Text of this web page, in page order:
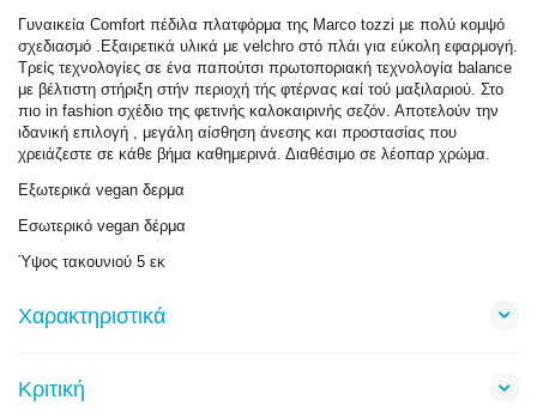
Γυναικεία Comfort πέδιλα πλατφόρμα της Marco tozzi με πολύ κομψό
σχεδιασμό .Εξαιρετικά υλικά με velchro στό πλάι για εύκολη εφαρμογή.
Τρείς τεχνολογίες σε ένα παπούτσι πρωτοποριακή τεχνολογία balance
με βέλτιστη στήριξη στήν περιοχή τής φτέρνας καί τού μαξιλαριού. Στο
πιο in fashion σχέδιο της φετινής καλοκαιρινής σεζόν. Αποτελούν την
ιδανική επιλογή , μεγάλη αίσθηση άνεσης και προστασίας που
χρειάζεστε σε κάθε βήμα καθημερινά. Διαθέσιμο σε λέοπαρ χρώμα.
Εξωτερικά vegan δερμα
Εσωτερικό vegan δέρμα
Ύψος τακουνιού 5 εκ
Χαρακτηριστικά
Κριτική